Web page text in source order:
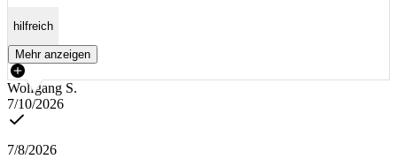
hilfreich
Mehr anzeigen
Wolfgang S.
7/10/2026
7/8/2026